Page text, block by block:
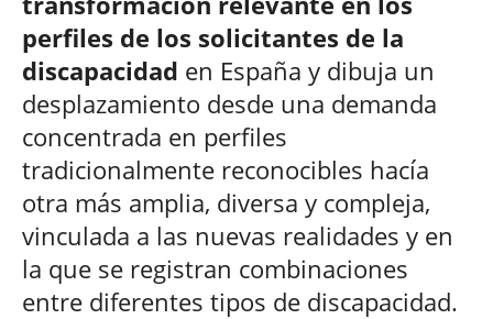
perfiles de los solicitantes de la
discapacidad en España y dibuja un
desplazamiento desde una demanda
concentrada en perfiles
tradicionalmente reconocibles hacía
otra más amplia, diversa y compleja,
vinculada a las nuevas realidades y en
la que se registran combinaciones
entre diferentes tipos de discapacidad.